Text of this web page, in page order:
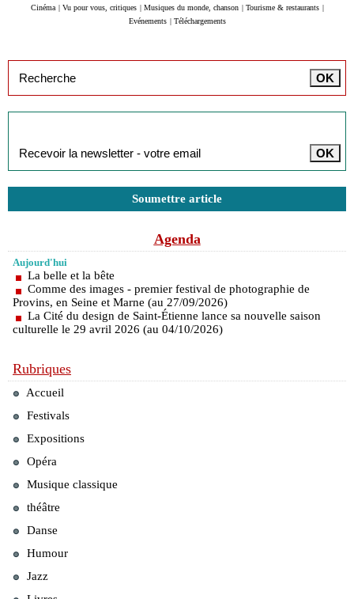
Cinéma | Vu pour vous, critiques | Musiques du monde, chanson | Tourisme & restaurants |
Evénements | Téléchargements
Soumettre article
Agenda
Aujourd'hui
La belle et la bête
Comme des images - premier festival de photographie de
Provins, en Seine et Marne (au 27/09/2026)
La Cité du design de Saint-Étienne lance sa nouvelle saison
culturelle le 29 avril 2026 (au 04/10/2026)
Rubriques
Accueil
Festivals
Expositions
Opéra
Musique classique
théâtre
Danse
Humour
Jazz